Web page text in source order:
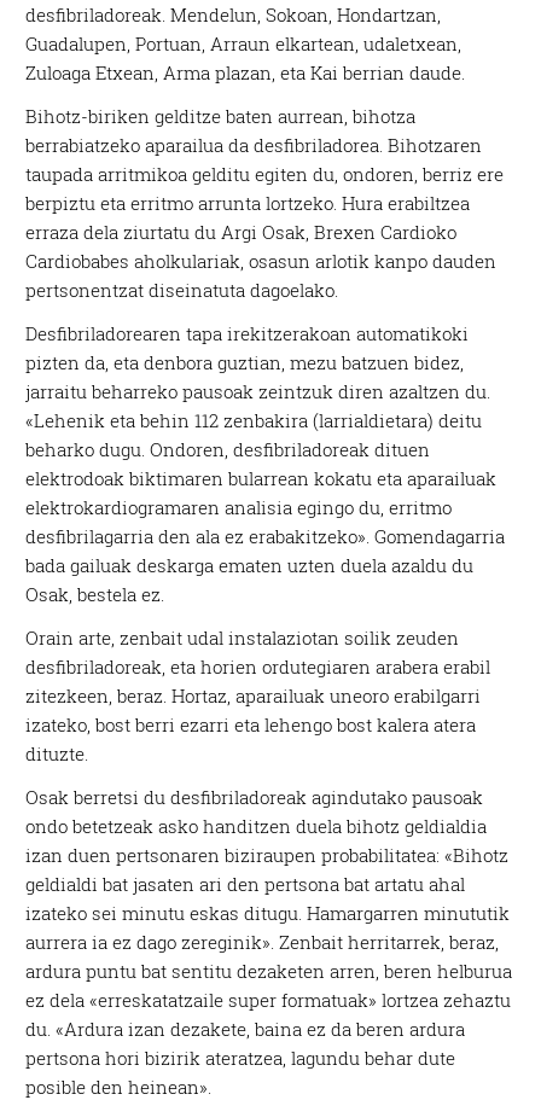
desfibriladoreak. Mendelun, Sokoan, Hondartzan,
Guadalupen, Portuan, Arraun elkartean, udaletxean,
Zuloaga Etxean, Arma plazan, eta Kai berrian daude.
Bihotz-biriken gelditze baten aurrean, bihotza
berrabiatzeko aparailua da desfibriladorea. Bihotzaren
taupada arritmikoa gelditu egiten du, ondoren, berriz ere
berpiztu eta erritmo arrunta lortzeko. Hura erabiltzea
erraza dela ziurtatu du Argi Osak, Brexen Cardioko
Cardiobabes aholkulariak, osasun arlotik kanpo dauden
pertsonentzat diseinatuta dagoelako.
Desfibriladorearen tapa irekitzerakoan automatikoki
pizten da, eta denbora guztian, mezu batzuen bidez,
jarraitu beharreko pausoak zeintzuk diren azaltzen du.
«Lehenik eta behin 112 zenbakira (larrialdietara) deitu
beharko dugu. Ondoren, desfibriladoreak dituen
elektrodoak biktimaren bularrean kokatu eta aparailuak
elektrokardiogramaren analisia egingo du, erritmo
desfibrilagarria den ala ez erabakitzeko». Gomendagarria
bada gailuak deskarga ematen uzten duela azaldu du
Osak, bestela ez.
Orain arte, zenbait udal instalaziotan soilik zeuden
desfibriladoreak, eta horien ordutegiaren arabera erabil
zitezkeen, beraz. Hortaz, aparailuak uneoro erabilgarri
izateko, bost berri ezarri eta lehengo bost kalera atera
dituzte.
Osak berretsi du desfibriladoreak agindutako pausoak
ondo betetzeak asko handitzen duela bihotz geldialdia
izan duen pertsonaren biziraupen probabilitatea: «Bihotz
geldialdi bat jasaten ari den pertsona bat artatu ahal
izateko sei minutu eskas ditugu. Hamargarren minututik
aurrera ia ez dago zereginik». Zenbait herritarrek, beraz,
ardura puntu bat sentitu dezaketen arren, beren helburua
ez dela «erreskatatzaile super formatuak» lortzea zehaztu
du. «Ardura izan dezakete, baina ez da beren ardura
pertsona hori bizirik ateratzea, lagundu behar dute
posible den heinean».